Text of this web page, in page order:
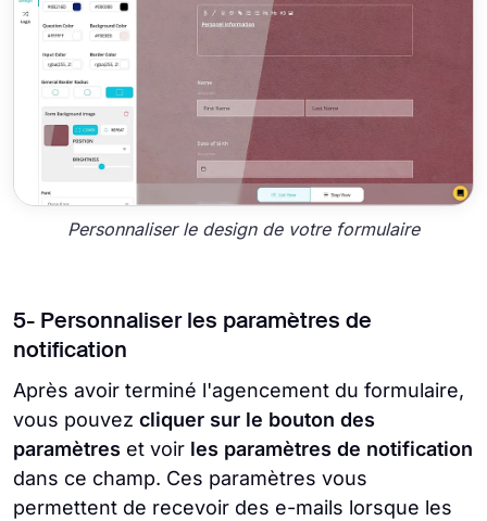
Personnaliser le design de votre formulaire
5- Personnaliser les paramètres de
notification
Après avoir terminé l'agencement du formulaire,
vous pouvez cliquer sur le bouton des
paramètres et voir les paramètres de notification
dans ce champ. Ces paramètres vous
permettent de recevoir des e-mails lorsque les